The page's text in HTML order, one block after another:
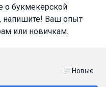
о букмекерской
напишите! Ваш опыт
или новичкам.
Новые